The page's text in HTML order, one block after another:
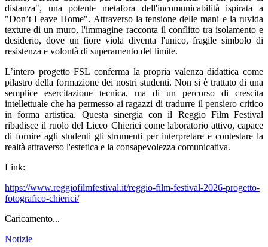
distanza", una potente metafora dell'incomunicabilità ispirata a
"Don’t Leave Home". Attraverso la tensione delle mani e la ruvida
texture di un muro, l'immagine racconta il conflitto tra isolamento e
desiderio, dove un fiore viola diventa l'unico, fragile simbolo di
resistenza e volontà di superamento del limite.
L’intero progetto FSL conferma la propria valenza didattica come
pilastro della formazione dei nostri studenti. Non si è trattato di una
semplice esercitazione tecnica, ma di un percorso di crescita
intellettuale che ha permesso ai ragazzi di tradurre il pensiero critico
in forma artistica. Questa sinergia con il Reggio Film Festival
ribadisce il ruolo del Liceo Chierici come laboratorio attivo, capace
di fornire agli studenti gli strumenti per interpretare e contestare la
realtà attraverso l'estetica e la consapevolezza comunicativa.
Link:
https://www.reggiofilmfestival.it/reggio-film-festival-2026-progetto-
fotografico-chierici/
Caricamento...
Notizie